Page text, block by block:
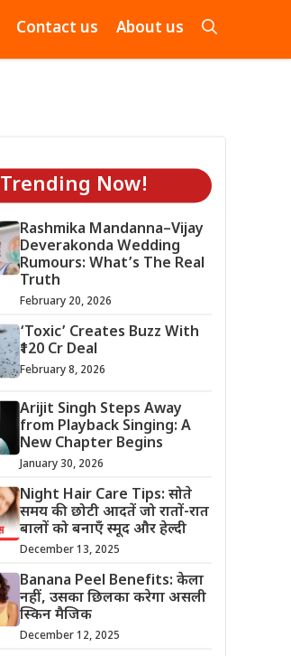
Contact us About us
Trending Now!
Rashmika Mandanna–Vijay
Deverakonda Wedding
Rumours: What’s The Real
Truth
February 20, 2026
‘Toxic’ Creates Buzz With
₹120 Cr Deal
February 8, 2026
Arijit Singh Steps Away
from Playback Singing: A
New Chapter Begins
January 30, 2026
Night Hair Care Tips: सोते
समय की छोटी आदतें जो रातों-रात
बालों को बनाएँ स्मूद और हेल्दी
December 13, 2025
Banana Peel Benefits: केला
नहीं, उसका छिलका करेगा असली
स्किन मैजिक
December 12, 2025